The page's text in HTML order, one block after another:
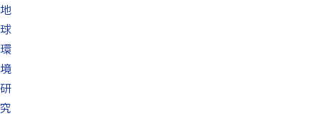
地
球
環
境
研
究